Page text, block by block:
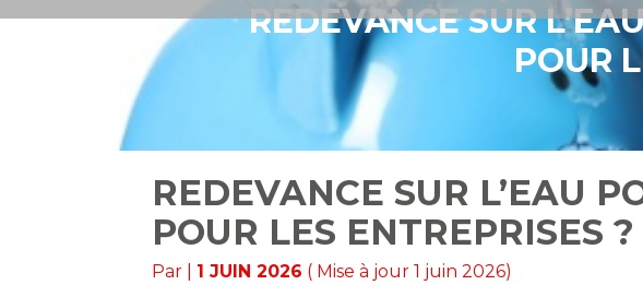
au
REDEVANCE SUR
POUR
REDEVANCE SUR L’EAU
POUR LES ENTREPRISES ?
Par 1 JUIN 2026 ( Mise à jour 1 juin 2026)